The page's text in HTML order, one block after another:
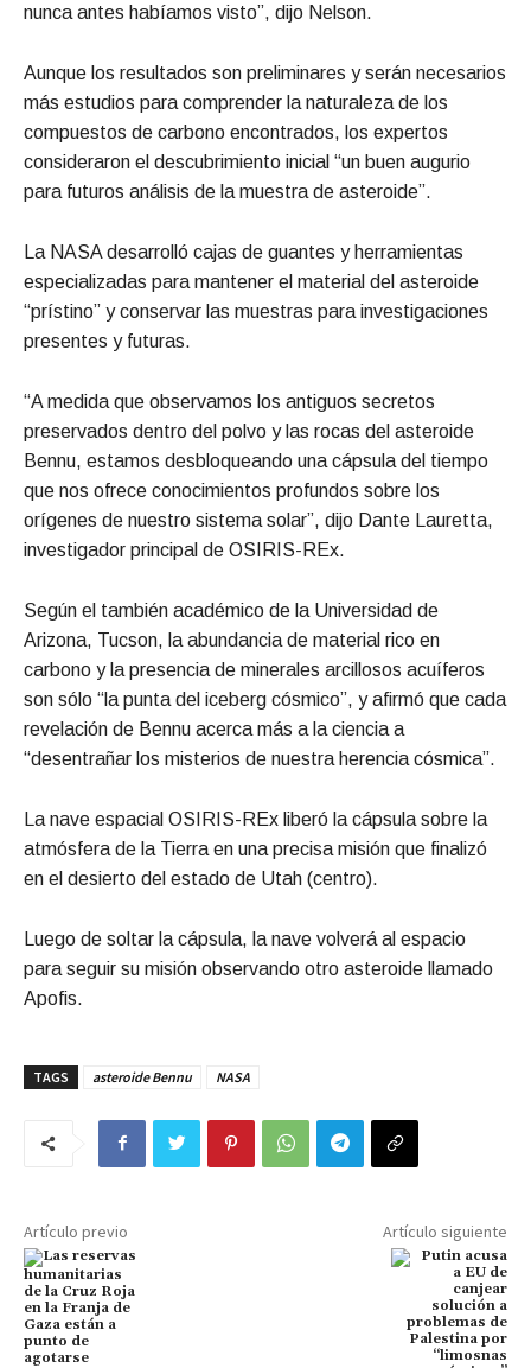
nunca antes habíamos visto”, dijo Nelson.
Aunque los resultados son preliminares y serán necesarios
más estudios para comprender la naturaleza de los
compuestos de carbono encontrados, los expertos
consideraron el descubrimiento inicial “un buen augurio
para futuros análisis de la muestra de asteroide”.
La NASA desarrolló cajas de guantes y herramientas
especializadas para mantener el material del asteroide
“prístino” y conservar las muestras para investigaciones
presentes y futuras.
“A medida que observamos los antiguos secretos
preservados dentro del polvo y las rocas del asteroide
Bennu, estamos desbloqueando una cápsula del tiempo
que nos ofrece conocimientos profundos sobre los
orígenes de nuestro sistema solar”, dijo Dante Lauretta,
investigador principal de OSIRIS-REx.
Según el también académico de la Universidad de
Arizona, Tucson, la abundancia de material rico en
carbono y la presencia de minerales arcillosos acuíferos
son sólo “la punta del iceberg cósmico”, y afirmó que cada
revelación de Bennu acerca más a la ciencia a
“desentrañar los misterios de nuestra herencia cósmica”.
La nave espacial OSIRIS-REx liberó la cápsula sobre la
atmósfera de la Tierra en una precisa misión que finalizó
en el desierto del estado de Utah (centro).
Luego de soltar la cápsula, la nave volverá al espacio
para seguir su misión observando otro asteroide llamado
Apofis.
TAGS asteroide Bennu NASA
Artículo previo Artículo siguiente